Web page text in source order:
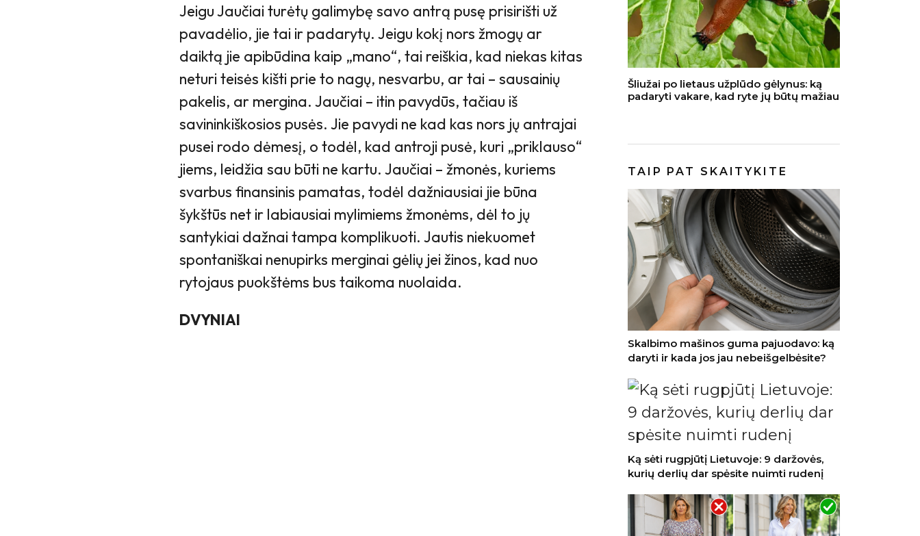
Jeigu Jaučiai turėtų galimybę savo antrą pusę prisirišti už
pavadėlio, jie tai ir padarytų. Jeigu kokį nors žmogų ar
daiktą jie apibūdina kaip „mano“, tai reiškia, kad niekas kitas
neturi teisės kišti prie to nagų, nesvarbu, ar tai – sausainių
pakelis, ar mergina. Jaučiai – itin pavydūs, tačiau iš
savininkiškosios pusės. Jie pavydi ne kad kas nors jų antrajai
pusei rodo dėmesį, o todėl, kad antroji pusė, kuri „priklauso“
jiems, leidžia sau būti ne kartu. Jaučiai – žmonės, kuriems
svarbus finansinis pamatas, todėl dažniausiai jie būna
šykštūs net ir labiausiai mylimiems žmonėms, dėl to jų
santykiai dažnai tampa komplikuoti. Jautis niekuomet
spontaniškai nenupirks merginai gėlių jei žinos, kad nuo
rytojaus puokštėms bus taikoma nuolaida.
DVYNIAI
Šliužai po lietaus užplūdo gėlynus: ką
padaryti vakare, kad ryte jų būtų mažiau
TAIP PAT SKAITYKITE
Skalbimo mašinos guma pajuodavo: ką
daryti ir kada jos jau nebeišgelbėsite?
Ką sėti rugpjūtį Lietuvoje: 9 daržovės,
kurių derlių dar spėsite nuimti rudenį